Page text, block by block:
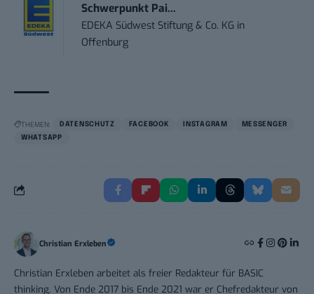
Schwerpunkt Pai...
EDEKA Südwest Stiftung & Co. KG in
Offenburg
THEMEN: DATENSCHUTZ FACEBOOK INSTAGRAM
MESSENGER
WHATSAPP
Christian Erxleben
Christian Erxleben arbeitet als freier Redakteur für BASIC
thinking. Von Ende 2017 bis Ende 2021 war er Chefredakteur von